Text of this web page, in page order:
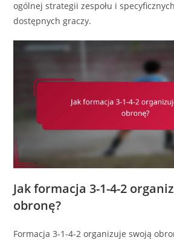
ogólnej strategii zespołu i
dostępnych graczy.
Jak formacja 3-1-4-2
obronę?
Formacja 3-1-4-2 organizuje swoją